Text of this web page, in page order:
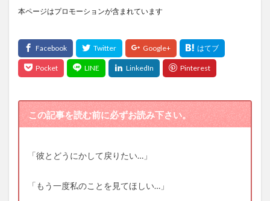
本ページはプロモーションが含まれています
この記事を読む前に必ずお読み下さい。
「彼とどうにかして戻りたい…」
「もう一度私のことを見てほしい…」